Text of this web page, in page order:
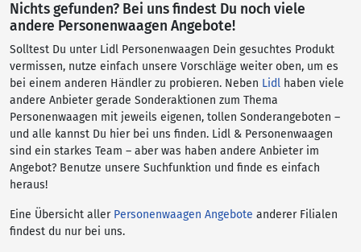
Nichts gefunden? Bei uns findest Du noch viele
andere Personenwaagen Angebote!
Solltest Du unter Lidl Personenwaagen Dein gesuchtes Produkt
vermissen, nutze einfach unsere Vorschläge weiter oben, um es
bei einem anderen Händler zu probieren. Neben Lidl haben viele
andere Anbieter gerade Sonderaktionen zum Thema
Personenwaagen mit jeweils eigenen, tollen Sonderangeboten –
und alle kannst Du hier bei uns finden. Lidl & Personenwaagen
sind ein starkes Team – aber was haben andere Anbieter im
Angebot? Benutze unsere Suchfunktion und finde es einfach
heraus!
Eine Übersicht aller Personenwaagen Angebote anderer Filialen
findest du nur bei uns.